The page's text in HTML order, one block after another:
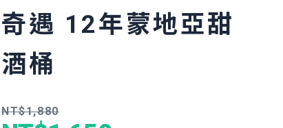
奇遇 12年蒙地亞甜
酒桶
NT$1,880